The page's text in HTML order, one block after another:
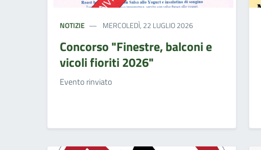
NOTIZIE MERCOLEDÌ, 22 LUGLIO 2026
Concorso "Finestre, balconi e
vicoli fioriti 2026"
Evento rinviato